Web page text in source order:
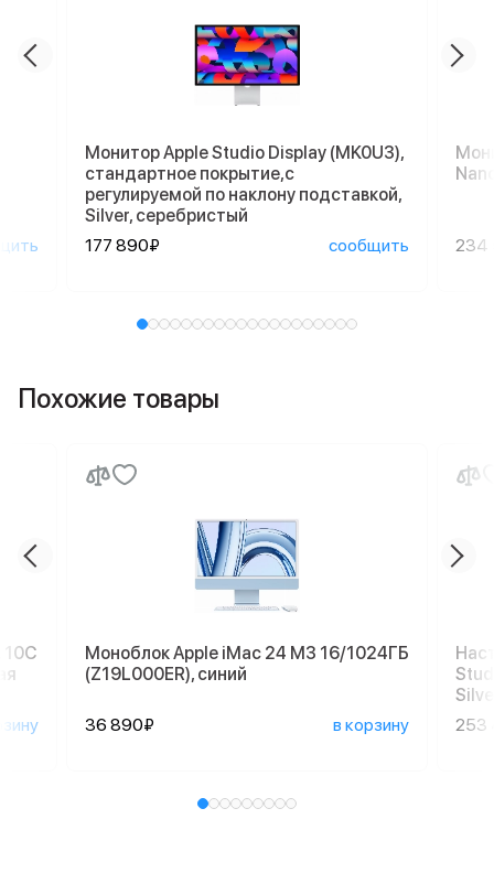
Монитор Apple Studio Display (MK0U3),
стандартное покрытие,с
регулируемой по наклону подставкой,
Silver, серебристый
177 890₽
сообщить 234
Похожие товары
10C
Моноблок Apple iMac 24 M3 16/1024ГБ
(Z19L000ER), синий
36 890₽ в корзину
253